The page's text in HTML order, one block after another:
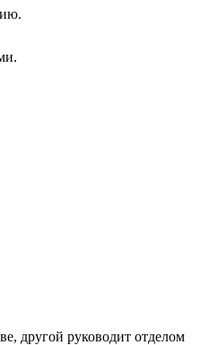
другой руководит отделом